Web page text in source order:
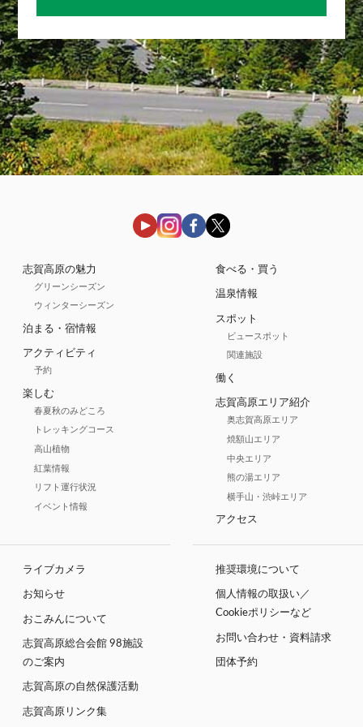
志賀高原の魅力
グリーンシーズン
ウィンターシーズン
泊まる・宿情報
アクティビティ
予約
楽しむ
春夏秋のみどころ
トレッキングコース
高山植物
紅葉情報
リフト運行状況
イベント情報
食べる・買う
温泉情報
スポット
ビュースポット
関連施設
働く
志賀高原エリア紹介
奥志賀高原エリア
焼額山エリア
中央エリア
熊の湯エリア
横手山・渋峠エリア
アクセス
ライブカメラ
お知らせ
おこみんについて
志賀高原総合会館 98施設
のご案内
志賀高原の自然保護活動
志賀高原リンク集
推奨環境について
個人情報の取扱い／
Cookieポリシーなど
お問い合わせ・資料請求
団体予約